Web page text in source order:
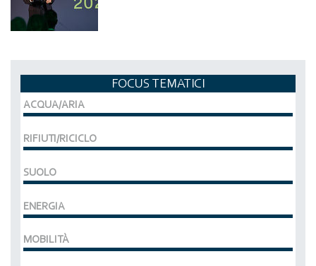
FOCUS TEMATICI
ACQUA/ARIA
RIFIUTI/RICICLO
SUOLO
ENERGIA
MOBILITÀ